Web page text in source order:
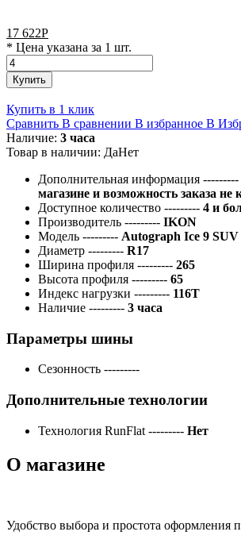
17 622Р
* Цена указана за 1 шт.
Купить
Купить в 1 клик
Сравнить В сравнении В избранное В
Наличие: 3 часа
Товар в наличии: ДаНет
Дополнительная информация ---------
магазине и возможность заказа не
Доступное количество --------- 4 и
Производитель --------- IKON
Модель --------- Autograph Ice 9
Диаметр --------- R17
Ширина профиля --------- 265
Высота профиля --------- 65
Индекс нагрузки --------- 116T
Наличие --------- 3 часа
Параметры шины
Сезонность ---------
Дополнительные технологии
Технология RunFlat --------- Нет
О магазине
Удобство выбора и простота